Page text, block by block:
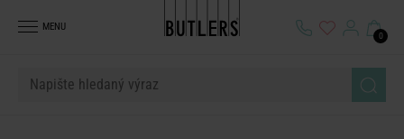
MENU
0